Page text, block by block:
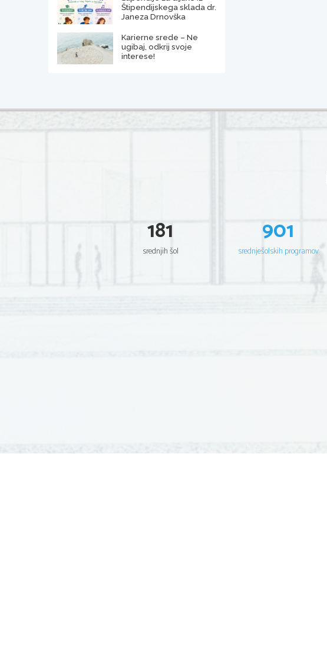
Štipendijskega sklada dr.
Janeza Drnovška
Karierne srede – Ne
ugibaj, odkrij svoje
interese!
181
srednjih šol
901
srednješolskih programov